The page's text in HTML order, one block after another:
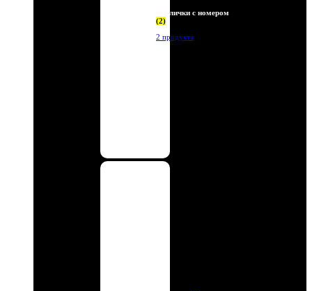
Таблички с номером
(2)
2 продукта